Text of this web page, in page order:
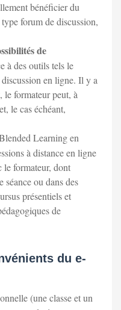
bénéficier du
forum de discussion,
de
à des outils tels le
en ligne. Il y a
le formateur peut, à
le cas échéant,
Learning en
à distance en ligne
le formateur, dont
ou dans des
présentiels et
de
du e-
(une classe et un